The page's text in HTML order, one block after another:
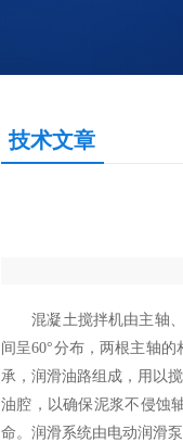
技术文章
混凝土搅拌机由主轴
间呈60°分布，两根主轴
承，润滑油路组成，用以
油腔，以确保泥浆不侵蚀
命。润滑系统由电动润滑